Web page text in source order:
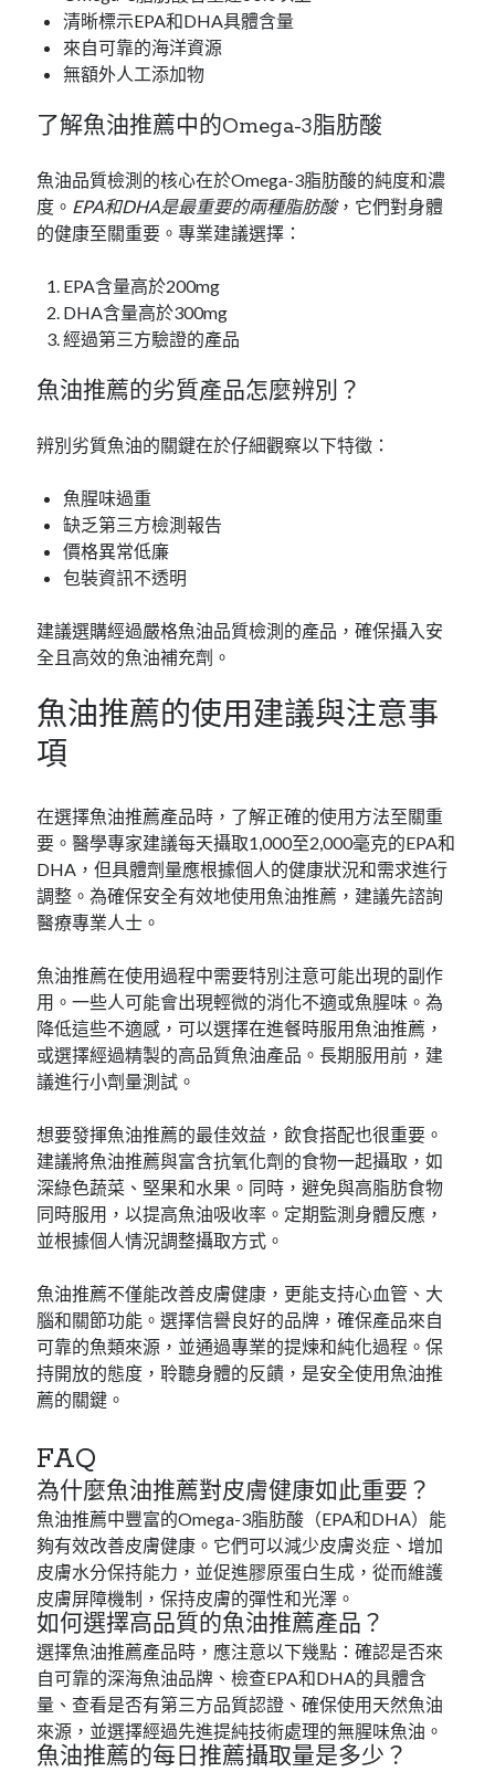
清晰標示EPA和DHA具體含量
來自可靠的海洋資源
無額外人工添加物
了解魚油推薦中的Omega-3脂肪酸
魚油品質檢測的核心在於Omega-3脂肪酸的純度和濃
度。 EPA和DHA是最重要的兩種脂肪酸，它們對身體
的健康至關重要。專業建議選擇：
EPA含量高於200mg
DHA含量高於300mg
經過第三方驗證的產品
魚油推薦的劣質產品怎麼辨別？
辨別劣質魚油的關鍵在於仔細觀察以下特徵：
魚腥味過重
缺乏第三方檢測報告
價格異常低廉
包裝資訊不透明
建議選購經過嚴格魚油品質檢測的產品，確保攝入安
全且高效的魚油補充劑。
魚油推薦的使用建議與注意事
項
在選擇魚油推薦產品時，了解正確的使用方法至關重
要。醫學專家建議每天攝取1,000至2,000毫克的EPA和
DHA，但具體劑量應根據個人的健康狀況和需求進行
調整。為確保安全有效地使用魚油推薦，建議先諮詢
醫療專業人士。
魚油推薦在使用過程中需要特別注意可能出現的副作
用。一些人可能會出現輕微的消化不適或魚腥味。為
降低這些不適感，可以選擇在進餐時服用魚油推薦，
或選擇經過精製的高品質魚油產品。長期服用前，建
議進行小劑量測試。
想要發揮魚油推薦的最佳效益，飲食搭配也很重要。
建議將魚油推薦與富含抗氧化劑的食物一起攝取，如
深綠色蔬菜、堅果和水果。同時，避免與高脂肪食物
同時服用，以提高魚油吸收率。定期監測身體反應，
並根據個人情況調整攝取方式。
魚油推薦不僅能改善皮膚健康，更能支持心血管、大
腦和關節功能。選擇信譽良好的品牌，確保產品來自
可靠的魚類來源，並通過專業的提煉和純化過程。保
持開放的態度，聆聽身體的反饋，是安全使用魚油推
薦的關鍵。
FAQ
為什麼魚油推薦對皮膚健康如此重要？
魚油推薦中豐富的Omega-3脂肪酸（EPA和DHA）能
夠有效改善皮膚健康。它們可以減少皮膚炎症、增加
皮膚水分保持能力，並促進膠原蛋白生成，從而維護
皮膚屏障機制，保持皮膚的彈性和光澤。
如何選擇高品質的魚油推薦產品？
選擇魚油推薦產品時，應注意以下幾點：確認是否來
自可靠的深海魚油品牌、檢查EPA和DHA的具體含
量、查看是否有第三方品質認證、確保使用天然魚油
來源，並選擇經過先進提純技術處理的無腥味魚油。
魚油推薦的每日推薦攝取量是多少？